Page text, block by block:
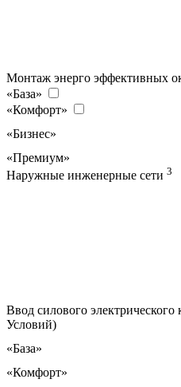
Монтаж энерго эффективных
«База»
«Комфорт»
«Бизнес»
«Премиум»
Наружные инженерные сети 3
Ввод силового
Условий)
«База»
«Комфорт»